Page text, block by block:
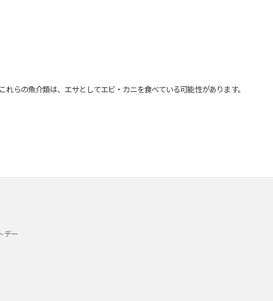
らの魚介類は、エサとしてエビ・カニを食べている可能性があります。
デー